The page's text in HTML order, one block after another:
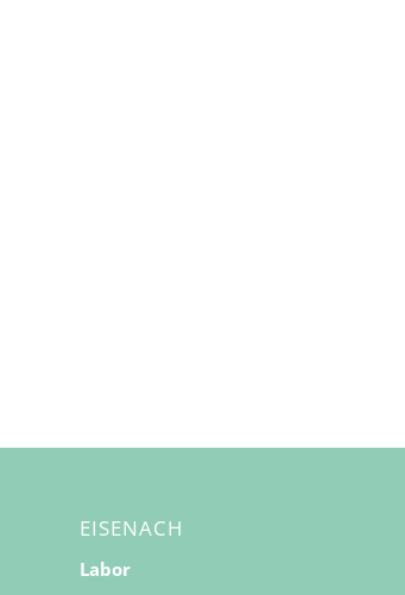
EISENACH
Labor